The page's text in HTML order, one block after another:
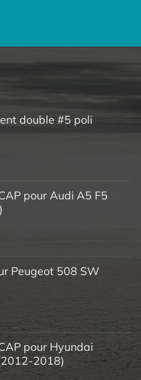
double #5 poli
pour Audi A5 F5
Peugeot 508 SW
pour Hyundai
2018)